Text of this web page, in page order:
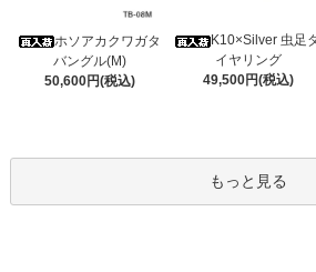
ホソアカクワガタ
バングル(M)
50,600円(税込)
K10×Silver 虫足
イヤリング
49,500円(税込)
もっと見る